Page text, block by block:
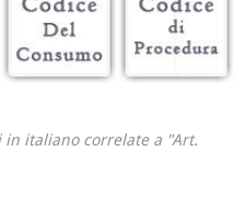
italiano correlate a "Art.